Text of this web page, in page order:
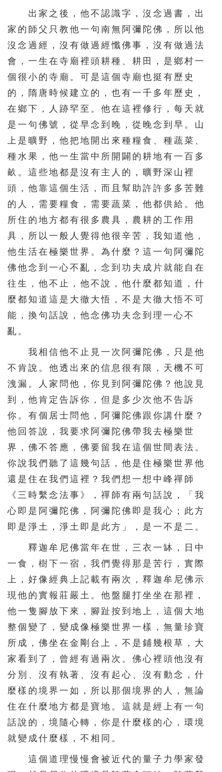
出家之後，他不認識字，沒念過書，出
家的師父只教他一句南無阿彌陀佛，所以他
沒念過經，沒有做過經懺佛事，沒有做過法
會，一生在寺廟裡頭耕種、耕田，是鄉村一
個很小的寺廟。可是這個寺廟也挺有歷史
的，隋唐時候建立的，也有一千多年歷史，
在鄉下，人跡罕至。他在這裡修行，每天就
是一句佛號，從早念到晚，從晚念到早。山
上是曠野，他把地開出來種糧食、種蔬菜、
種水果，他一生當中所開闢的耕地有一百多
畝。這些地都是沒有主人的，曠野深山裡
頭，他靠這個生活，而且幫助許許多多苦難
的人，需要糧食，需要蔬菜，他都供給。他
所住的地方都有很多農具，農耕的工作用
具，所以一般人覺得他很辛苦，我知道他，
他生活在極樂世界。為什麼？這一句阿彌陀
佛他念到一心不亂，念到功夫成片就能自在
往生，他不止，他不說，他什麼都知道，什
麼都知道這是大徹大悟，不是大徹大悟不可
能，換句話說，他念佛功夫念到理一心不
亂。
我相信他不止見一次阿彌陀佛，只是他
不肯說。他透出來的信息很有限，天機不可
洩漏。人家問他，你見到阿彌陀佛？他說見
到，他肯定告訴你，但是多少次他不告訴
你。有個居士問他，阿彌陀佛跟你講什麼？
他回答說，我要求阿彌陀佛帶我去極樂世
界，佛不答應，佛要留我在這個世間表法。
你說我們聽了這幾句話，他是住極樂世界他
還是住在我們這裡？我們想一想中峰禪師
《三時繫念法事》，禪師有兩句話說，「我
心即是阿彌陀佛，阿彌陀佛即是我心；此方
即是淨土，淨土即是此方」，是一不是二。
釋迦牟尼佛當年在世，三衣一缽，日中
一食，樹下一宿，我們覺得那是苦行，實際
上，好像經典上記載有兩次，釋迦牟尼佛示
現他的實報莊嚴土。他盤腿打坐坐在那裡，
他一隻腳放下來，腳趾按到地上，這個大地
整個變了，變成像極樂世界一樣，無量珍寶
所成，佛坐在金剛台上，不是鋪幾根草，大
家看到了，曾經有過兩次。佛心裡頭他沒有
分別、沒有執著、沒有起心、沒有動念，什
麼樣的境界一如，所以那個境界的人，無論
住在什麼地方都是寶地。這就是經上有一句
話說的，境隨心轉，你是什麼樣的心，環境
就變成什麼樣，不相同。
這個道理慢慢會被近代的量子力學家發